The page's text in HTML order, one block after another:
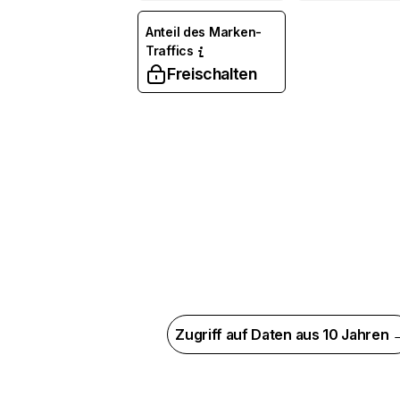
Anteil des Marken-
Traffics
Freischalten
Zugriff auf Daten aus 10 Jahren